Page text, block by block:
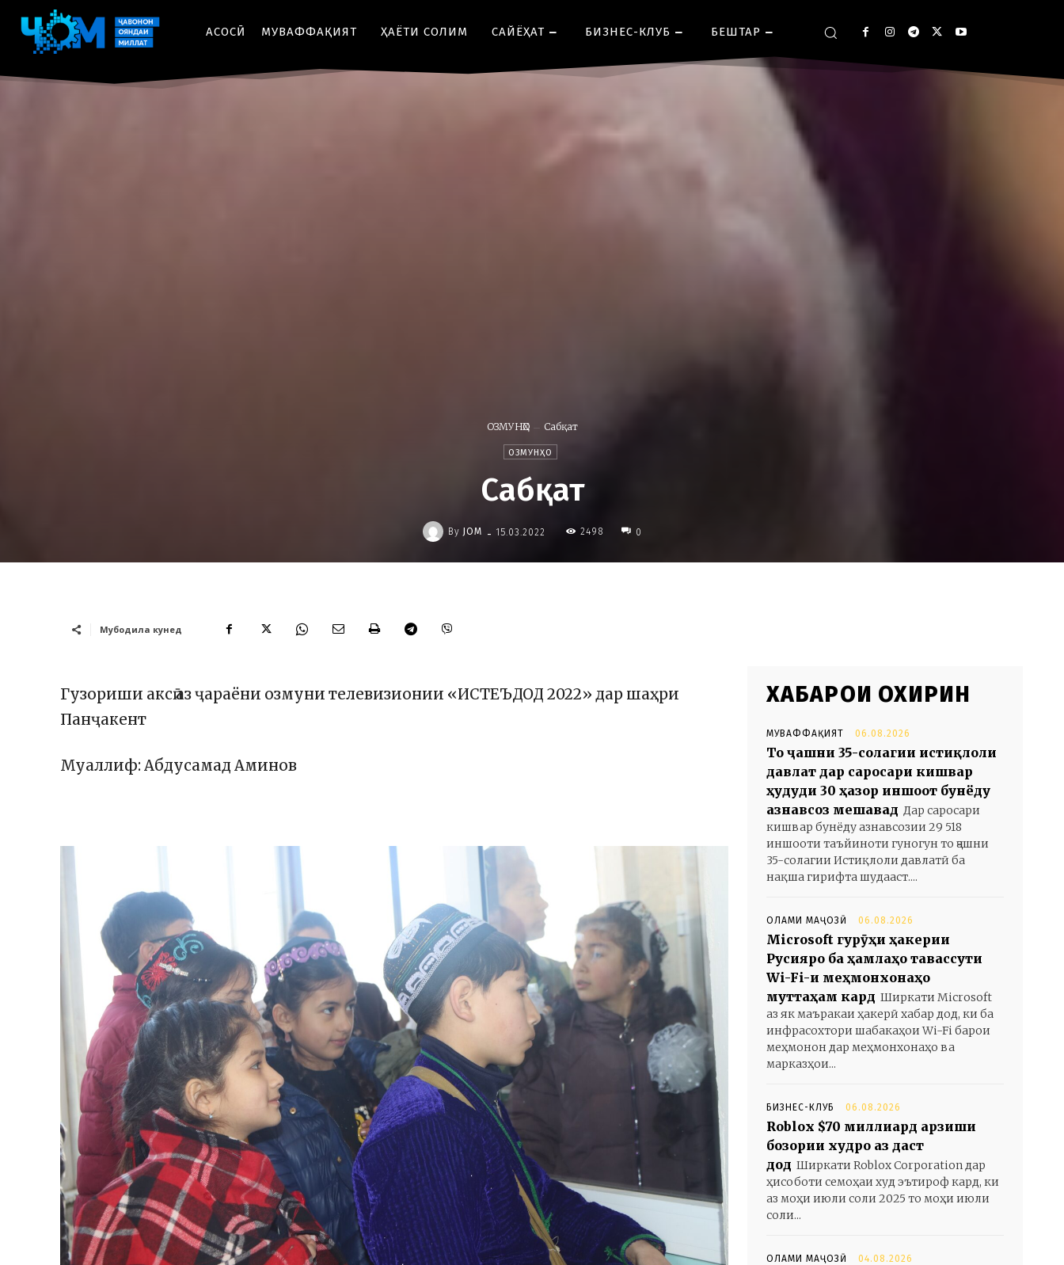
АСОСӢ МУВАФФАҚИЯТ ҲАЁТИ СОЛИМ CАЙЁҲАТ БИЗНЕС-КЛУБ БЕШТАР
ОЗМУНҲО Сабқат
ОЗМУНҲО
Сабқат
By JOM - 15.03.2022 2498 0
Мубодила кунед
Гузориши аксӣ аз ҷараёни озмуни телевизионии «ИСТЕЪДОД 2022» дар шаҳри
Панҷакент
Муаллиф: Абдусамад Аминов
ХАБАРҲОИ ОХИРИН
МУВАФФАҚИЯТ 06.08.2026
То ҷашни 35-солагии истиқлоли
давлат дар саросари кишвар
ҳудуди 30 ҳазор иншоот бунёду
азнавсозӣ мешавад Дар саросари
кишвар бунёду азнавсозии 29 518
иншооти таъйиноти гуногун то ҷашни
35-солагии Истиқлоли давлатӣ ба
нақша гирифта шудааст....
ОЛАМИ МАҶОЗӢ 06.08.2026
Microsoft гурӯҳи ҳакерии
Русияро ба ҳамлаҳо тавассути
Wi-Fi-и меҳмонхонаҳо
муттаҳам кард Ширкати Microsoft
аз як маъракаи ҳакерӣ хабар дод, ки ба
инфрасохтори шабакаҳои Wi-Fi барои
меҳмонон дар меҳмонхонаҳо ва
марказҳои...
БИЗНЕС-КЛУБ 06.08.2026
Roblox $70 миллиард арзиши
бозории худро аз даст
дод Ширкати Roblox Corporation дар
ҳисоботи семоҳаи худ эътироф кард, ки
аз моҳи июли соли 2025 то моҳи июли
соли...
ОЛАМИ МАҶОЗӢ 04.08.2026